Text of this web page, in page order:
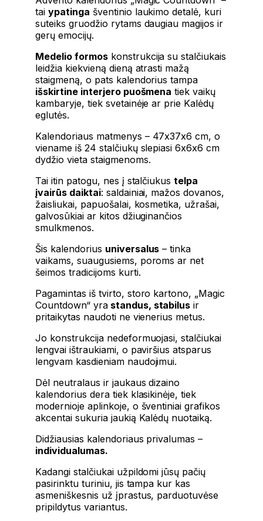
tai ypatinga šventinio laukimo detalė, kuri
suteiks gruodžio rytams daugiau magijos ir
gerų emocijų.
Medelio formoskonstrukcija su stalčiukais
leidžia kiekvieną dieną atrasti mažą
staigmeną, o pats kalendorius tampa
išskirtine interjero puošmena tiek vaikų
kambaryje, tiek svetainėje ar prie Kalėdų
eglutės.
Kalendoriaus matmenys – 47x37x6 cm, o
viename iš 24 stalčiukų slepiasi 6x6x6 cm
dydžio vieta staigmenoms.
Tai itin patogu, nes į stalčiukustelpa
įvairūs daiktai: saldainiai, mažos dovanos,
žaisliukai, papuošalai, kosmetika, užrašai,
galvosūkiai ar kitos džiuginančios
smulkmenos.
Šis kalendorius universalus – tinka
vaikams, suaugusiems, poroms ar net
šeimos tradicijoms kurti.
Pagamintas iš tvirto, storo kartono, „Magic
Countdown“ yrastandus, stabilus ir
pritaikytas naudoti ne vienerius metus.
Jo konstrukcija nedeformuojasi, stalčiukai
lengvai ištraukiami, o paviršius atsparus
lengvam kasdieniam naudojimui.
Dėl neutralaus ir jaukaus dizaino
kalendorius dera tiek klasikinėje, tiek
modernioje aplinkoje, o šventiniai grafikos
akcentai sukuria jaukią Kalėdų nuotaiką.
Didžiausias kalendoriaus privalumas –
individualumas.
Kadangi stalčiukai užpildomi jūsų pačių
pasirinktu turiniu, jis tampa kur kas
asmeniškesnis už įprastus, parduotuvėse
pripildytus variantus.